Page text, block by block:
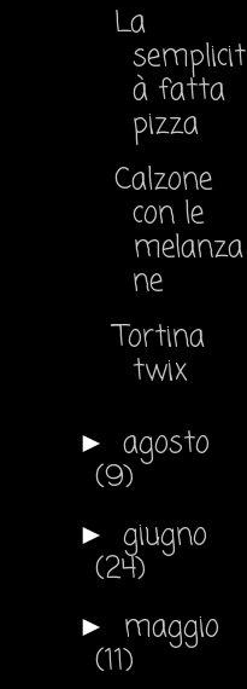
La
semplicit
à fatta
pizza
Calzone
con le
melanza
ne
Tortina
twix
► agosto
(9)
► giugno
(24)
► maggio
(11)